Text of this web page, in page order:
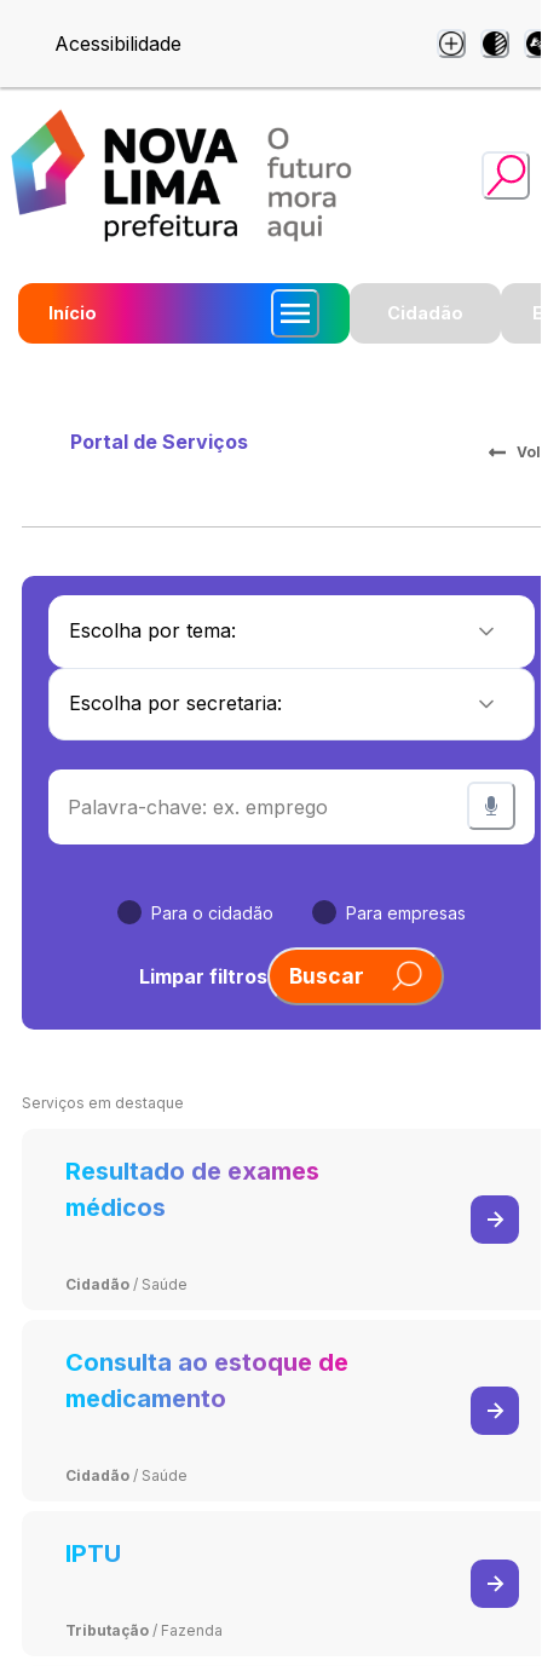
Acessibilidade
Início Cidadão
Portal de Serviços
Para o cidadão Para empresas
Limpar filtros Buscar
Serviços em destaque
Resultado de exames
médicos
Cidadão/ Saúde
Consulta ao estoque de
medicamento
Cidadão/ Saúde
IPTU
Tributação/ Fazenda